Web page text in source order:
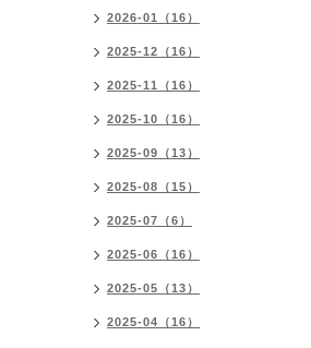
2026-01（16）
2025-12（16）
2025-11（16）
2025-10（16）
2025-09（13）
2025-08（15）
2025-07（6）
2025-06（16）
2025-05（13）
2025-04（16）